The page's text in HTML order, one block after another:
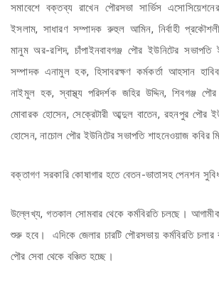
সমাবেশে বক্তব্য রাখেন পৌরসভা সার্ভিস
ইসলাম, সাধারণ সম্পাদক রুহুল আমিন, নির্বাহী
মানুম অর-রশিদ, চাঁপাইনবাবগঞ্জ পৌর ইউনিটের সভাপতি
সম্পাদক এনামুল হক, হিসাবরক্ষণ কর্মকর্তা আহসান
নাইমুল হক, স্বাস্থ্য পরিদর্শক জহির উদ্দিন, শিবগঞ্জ
মোবারক হোসেন, সেক্রেটারী আব্দুল বাতেন, রহনপুর পৌর
হোসেন, নাচোল পৌর ইউনিটের সভাপতি শাহনেওয়াজ কবির
বক্তাগণ সরকারি কোষাগার হতে বেতন-ভাতাসহ পেনশন
উল্লেখ্য, গতকাল সোমবার থেকে কর্মবিরতি চলছে।
শুরু হবে। এদিকে জেলার চারটি পৌরসভায় কর্মবিরতি চলার
পৌর সেবা থেকে বঞ্চিত হচ্ছে।